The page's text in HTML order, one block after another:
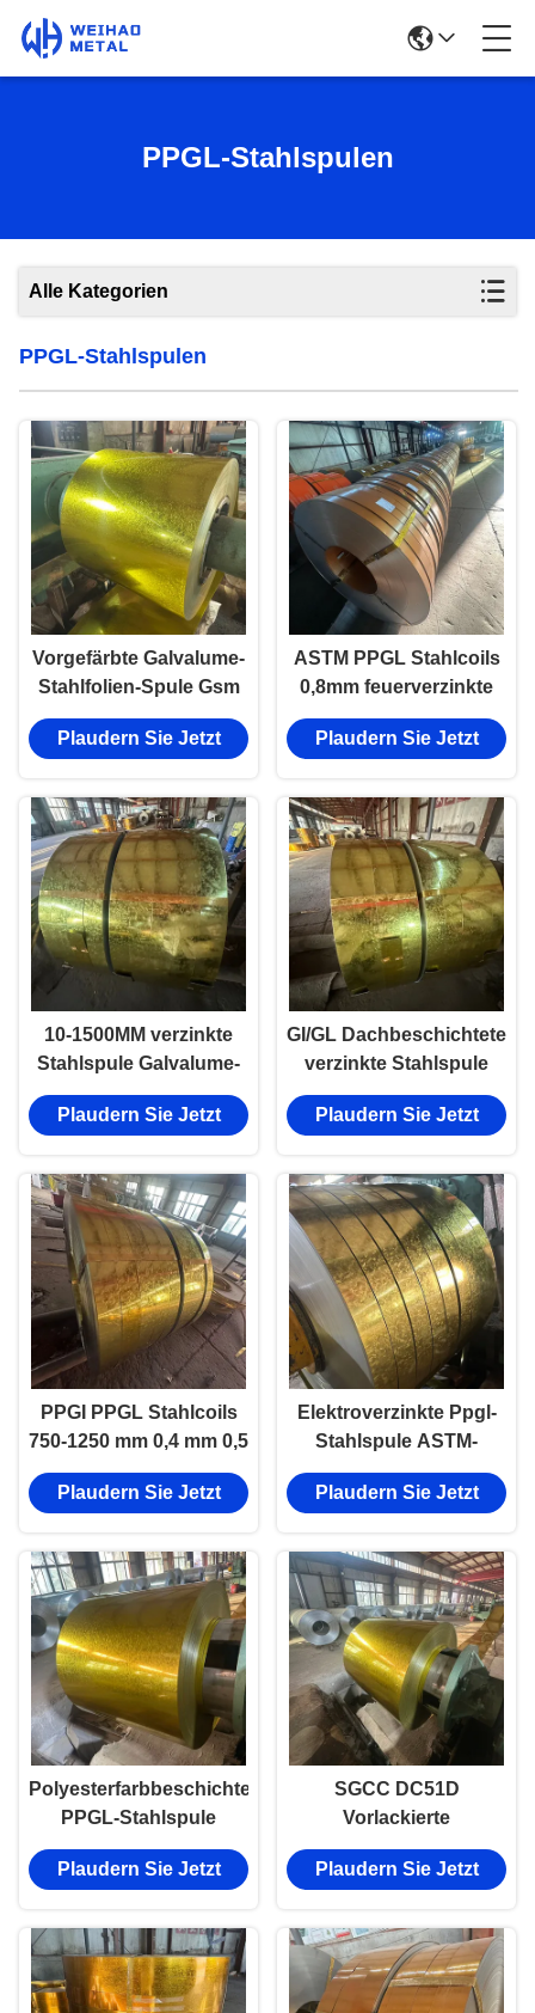
PPGL-Stahlspulen
Alle Kategorien
PPGL-Stahlspulen
Vorgefärbte Galvalume-
Stahlfolien-Spule Gsm
550 Ppgi-Stahlspule
Plaudern Sie Jetzt
ASTM PPGL Stahlcoils
0,8mm feuerverzinkte
vorlackierte Zink-
beschichtete Coil
Plaudern Sie Jetzt
10-1500MM verzinkte
Stahlspule Galvalume-
Stahlspule Aluzink
Az150
Plaudern Sie Jetzt
GI/GL Dachbeschichtete
verzinkte Stahlspule
feuerverzinkt 0,12 mm-4
mm
Plaudern Sie Jetzt
PPGI PPGL Stahlcoils
750-1250 mm 0,4 mm 0,5
mm mit
Schneideservice
Plaudern Sie Jetzt
Elektroverzinkte Ppgl-
Stahlspule ASTM-
farbbeschichtete
vorgefärbte Gi-
Plaudern Sie Jetzt
Polyesterfarbbeschichtete
PPGL-Stahlspule
EN10147 / EN10142
ASTM A653
Plaudern Sie Jetzt
SGCC DC51D
Vorlackierte
kaltgewalzte PPGL-
Stahlspulen Rollen
Galvalumstahl
Plaudern Sie Jetzt